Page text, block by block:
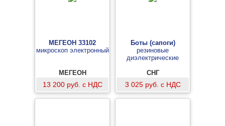
МЕГЕОН 33102
микроскоп электронный
МЕГЕОН
13 200 руб. с НДС
Боты (сапоги)
резиновые
диэлектрические
СНГ
3 025 руб. с НДС